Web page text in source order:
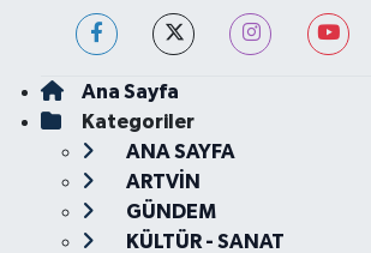
Ana Sayfa
Kategoriler
ANA SAYFA
ARTVİN
GÜNDEM
KÜLTÜR - SANAT